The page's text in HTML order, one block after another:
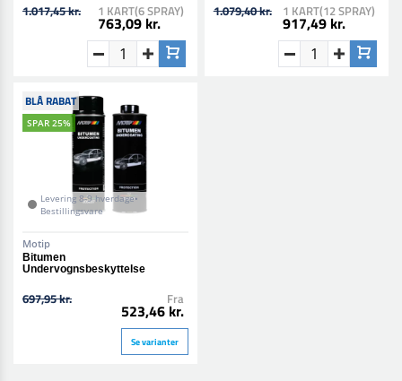
1.017,45 kr. 1 KART(6 SPRAY)
763,09 kr.
1.079,40 kr. 1 KART(12 SPRAY)
917,49 kr.
BLÅ RABAT
SPAR 25%
Levering 8-9 hverdage•
Bestillingsvare
Motip
Bitumen
Undervognsbeskyttelse
697,95 kr. Fra
523,46 kr.
Se varianter